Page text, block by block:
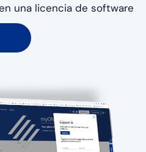
una licencia de software